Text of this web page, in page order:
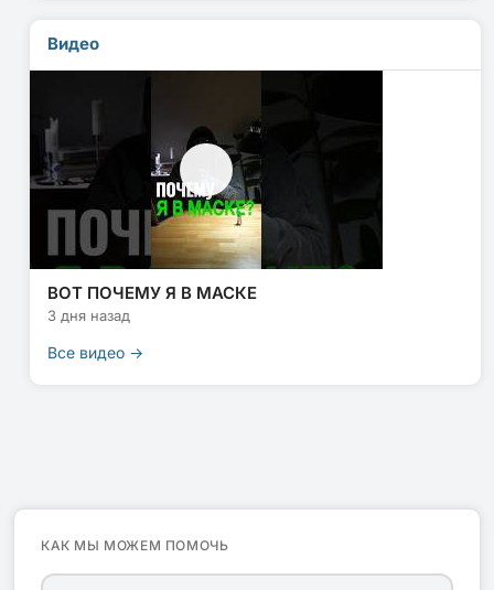
Видео
ВОТ ПОЧЕМУ Я В МАСКЕ
3 дня назад
Все видео →
КАК МЫ МОЖЕМ ПОМОЧЬ